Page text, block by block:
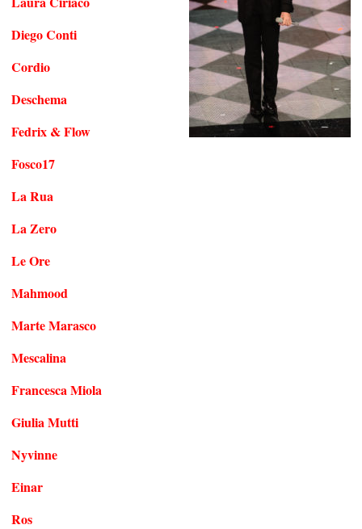
Diego Conti
Cordio
Deschema
Fedrix & Flow
Fosco17
La Rua
La Zero
Le Ore
Mahmood
Marte Marasco
Mescalina
Francesca Miola
Giulia Mutti
Nyvinne
Einar
Ros